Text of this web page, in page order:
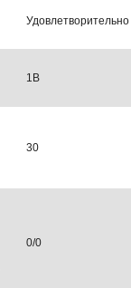
Удовлетворительно
1B
30
0/0